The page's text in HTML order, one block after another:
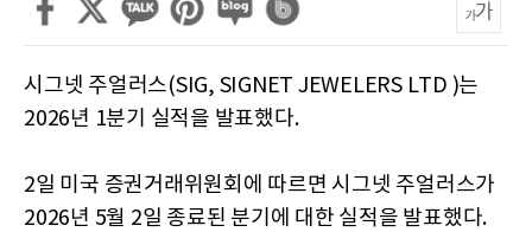
시그넷 주얼러스(SIG, SIGNET JEWELERS LTD )는
2026년 1분기 실적을 발표했다.
2일 미국 증권거래위원회에 따르면 시그넷 주얼러스가
2026년 5월 2일 종료된 분기에 대한 실적을 발표했다.